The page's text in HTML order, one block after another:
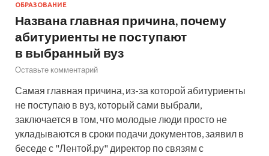
ОБРАЗОВАНИЕ
Названа главная причина, почему
абитуриенты не поступают
в выбранный вуз
Оставьте комментарий
Самая главная причина, из-за которой абитуриенты
не поступаю в вуз, который сами выбрали,
заключается в том, что молодые люди просто не
укладываются в сроки подачи документов, заявил в
беседе с "Лентой.ру" директор по связям с